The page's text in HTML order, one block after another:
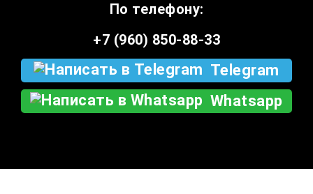
По телефону:
+7 (960) 850-88-33
Telegram
Whatsapp